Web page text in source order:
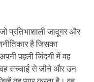
प्रतिभाशाली जादूगर और
है जिसका
पहली जिंदगी में वह
सच्चाई से जीने और उन